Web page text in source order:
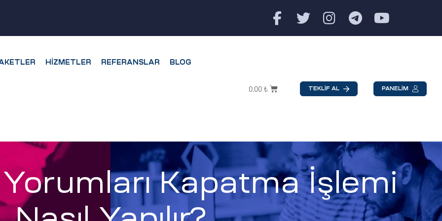
HIZMETLER REFERANSLAR BLOG
0.00 ₺ TEKLİF AL PANELİM
Kapatma İşlemi